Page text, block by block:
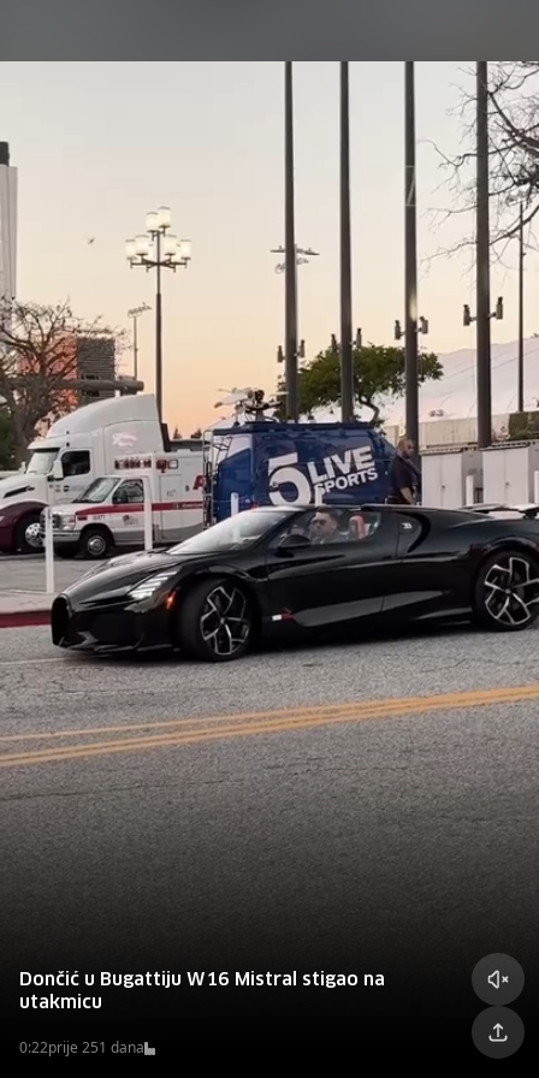
Dončić u Bugattiju W16 Mistral stigao na
utakmicu
0:22prije 251 dana